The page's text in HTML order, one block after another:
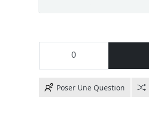
Poser Une Question